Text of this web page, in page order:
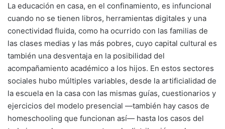
La educación en casa, en el confinamiento, es infuncional
cuando no se tienen libros, herramientas digitales y una
conectividad fluida, como ha ocurrido con las familias de
las clases medias y las más pobres, cuyo capital cultural es
también una desventaja en la posibilidad del
acompañamiento académico a los hijos. En estos sectores
sociales hubo múltiples variables, desde la artificialidad de
la escuela en la casa con las mismas guías, cuestionarios y
ejercicios del modelo presencial —también hay casos de
homeschooling que funcionan así— hasta los casos del